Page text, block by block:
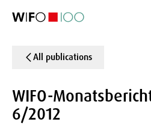
All publications
WIFO-
6/2012